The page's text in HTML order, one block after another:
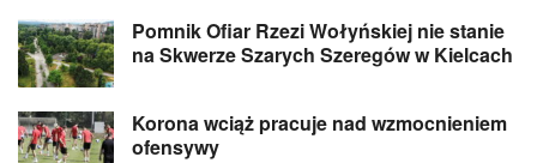
Pomnik Ofiar Rzezi Wołyńskiej nie stanie
na Skwerze Szarych Szeregów w Kielcach
Korona wciąż pracuje nad wzmocnieniem
ofensywy